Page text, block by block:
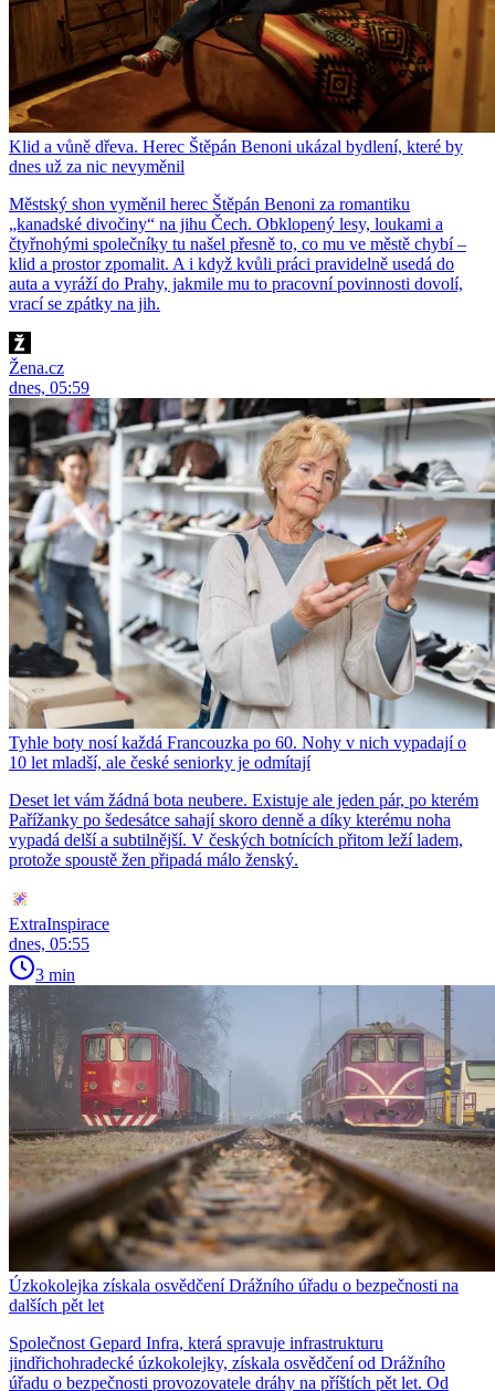
Klid a vůně dřeva. Herec Štěpán Benoni ukázal bydlení, které by
dnes už za nic nevyměnil
Městský shon vyměnil herec Štěpán Benoni za romantiku
„kanadské divočiny“ na jihu Čech. Obklopený lesy, loukami a
čtyřnohými společníky tu našel přesně to, co mu ve městě chybí –
klid a prostor zpomalit. A i když kvůli práci pravidelně usedá do
auta a vyráží do Prahy, jakmile mu to pracovní povinnosti dovolí,
vrací se zpátky na jih.
Žena.cz
dnes, 05:59
Tyhle boty nosí každá Francouzka po 60. Nohy v nich vypadají o
10 let mladší, ale české seniorky je odmítají
Deset let vám žádná bota neubere. Existuje ale jeden pár, po kterém
Pařížanky po šedesátce sahají skoro denně a díky kterému noha
vypadá delší a subtilnější. V českých botnících přitom leží ladem,
protože spoustě žen připadá málo ženský.
ExtraInspirace
dnes, 05:55
3 min
Úzkokolejka získala osvědčení Drážního úřadu o bezpečnosti na
dalších pět let
Společnost Gepard Infra, která spravuje infrastrukturu
jindřichohradecké úzkokolejky, získala osvědčení od Drážního
úřadu o bezpečnosti provozovatele dráhy na příštích pět let. Od